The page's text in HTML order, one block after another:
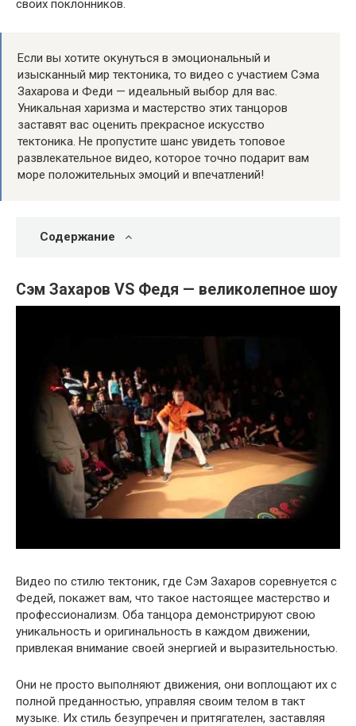
своих поклонников.
Если вы хотите окунуться в эмоциональный и
изысканный мир тектоника, то видео с участием Сэма
Захарова и Феди — идеальный выбор для вас.
Уникальная харизма и мастерство этих танцоров
заставят вас оценить прекрасное искусство
тектоника. Не пропустите шанс увидеть топовое
развлекательное видео, которое точно подарит вам
море положительных эмоций и впечатлений!
Содержание
Сэм Захаров VS Федя — великолепное шоу
Видео по стилю тектоник, где Сэм Захаров соревнуется с
Федей, покажет вам, что такое настоящее мастерство и
профессионализм. Оба танцора демонстрируют свою
уникальность и оригинальность в каждом движении,
привлекая внимание своей энергией и выразительностью.
Они не просто выполняют движения, они воплощают их с
полной преданностью, управляя своим телом в такт
музыке. Их стиль безупречен и притягателен, заставляя